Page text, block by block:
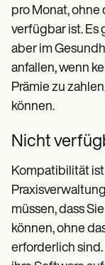
pro Monat, ohne
verfügbar ist. Es
aber im
anfallen, wenn
Prämie zu
können.
Nicht
Kompatibilität
müssen, dass
können, ohne
erforderlich sind.